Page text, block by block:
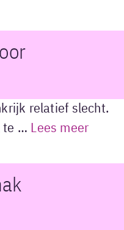
relatief slecht.
te … Lees meer